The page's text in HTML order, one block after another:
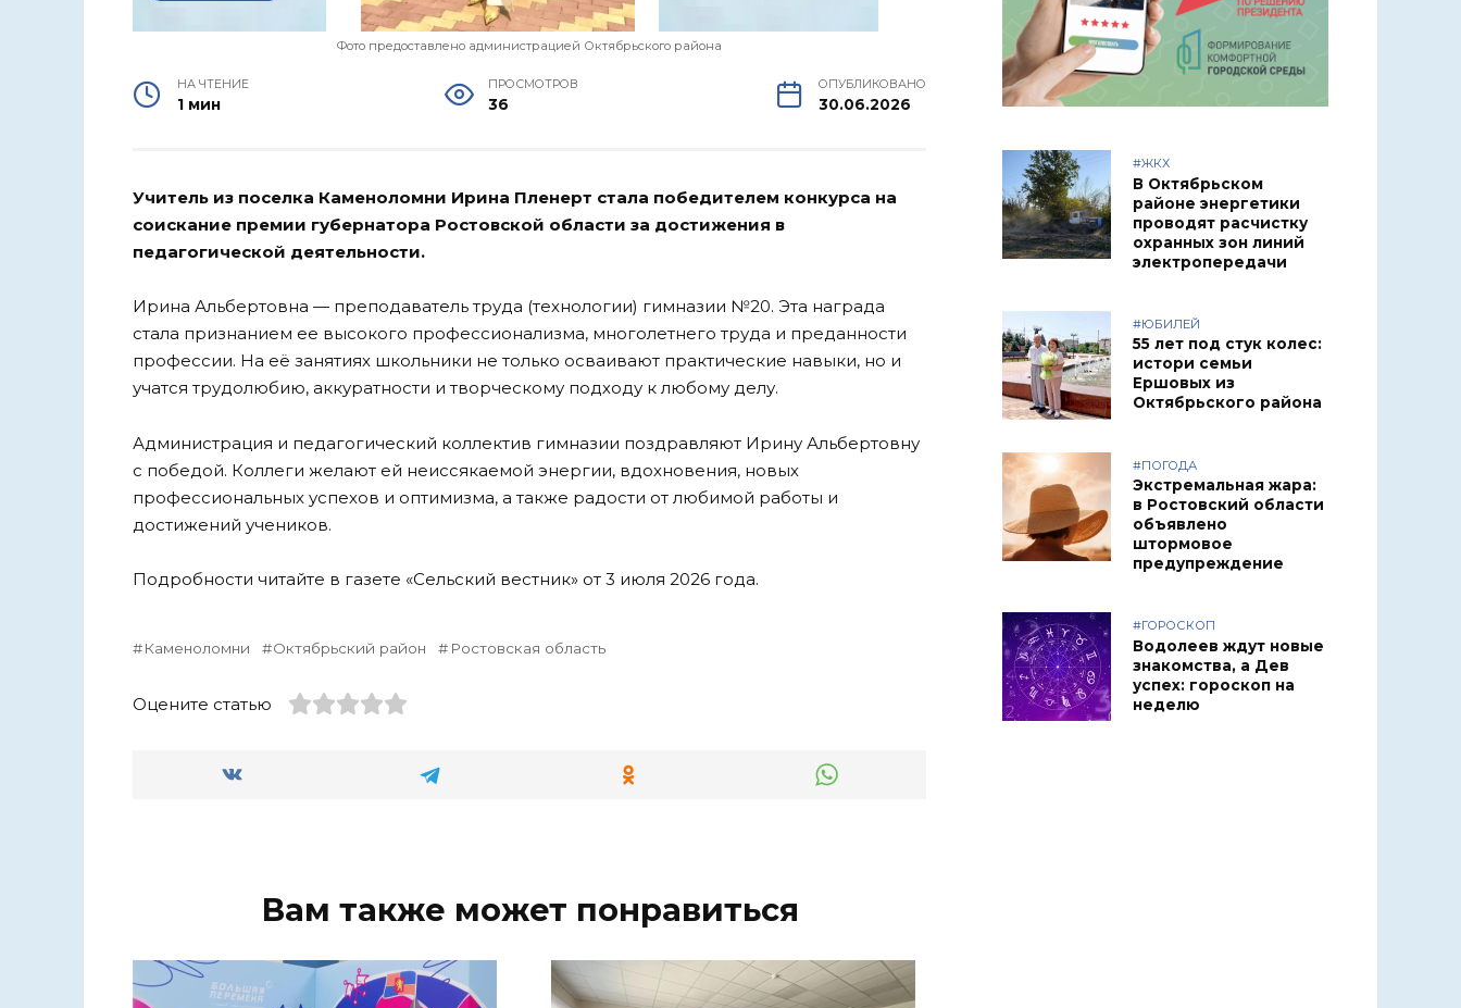
Фото предоставлено администрацией Октябрьского района
НА ЧТЕНИЕ
1 мин
ПРОСМОТРОВ
36
ОПУБЛИКОВАНО
30.06.2026
Учитель из поселка Каменоломни Ирина Пленерт стала победителем конкурса на
соискание премии губернатора Ростовской области за достижения в
педагогической деятельности.
Ирина Альбертовна — преподаватель труда (технологии) гимназии №20. Эта награда
стала признанием ее высокого профессионализма, многолетнего труда и преданности
профессии. На её занятиях школьники не только осваивают практические навыки, но и
учатся трудолюбию, аккуратности и творческому подходу к любому делу.
Администрация и педагогический коллектив гимназии поздравляют Ирину Альбертовну
с победой. Коллеги желают ей неиссякаемой энергии, вдохновения, новых
профессиональных успехов и оптимизма, а также радости от любимой работы и
достижений учеников.
Подробности читайте в газете «Сельский вестник» от 3 июля 2026 года.
Каменоломни Октябрьский район Ростовская область
Оцените статью
Вам также может понравиться
#ЖКХ
В Октябрьском
районе энергетики
проводят расчистку
охранных зон линий
электропередачи
#ЮБИЛЕЙ
55 лет под стук колес:
истори семьи
Ершовых из
Октябрьского района
#ПОГОДА
Экстремальная жара:
в Ростовский области
объявлено
штормовое
предупреждение
#ГОРОСКОП
Водолеев ждут новые
знакомства, а Дев
успех: гороскоп на
неделю